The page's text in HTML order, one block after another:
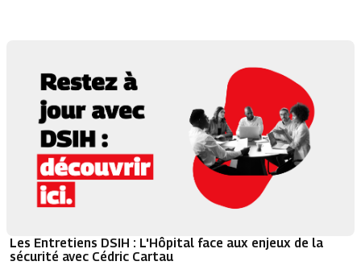
Les Entretiens DSIH : L'Hôpital face aux enjeux de la
sécurité avec Cédric Cartau